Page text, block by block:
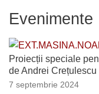
Evenimente
Proiecții speciale
de Andrei Crețulescu
7 septembrie 2024